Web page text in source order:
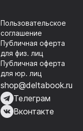
Пользовательское
соглашение
Публичная оферта
для физ. лиц
Публичная оферта
для юр. лиц
shop@deltabook.ru
Телеграм
Вконтакте